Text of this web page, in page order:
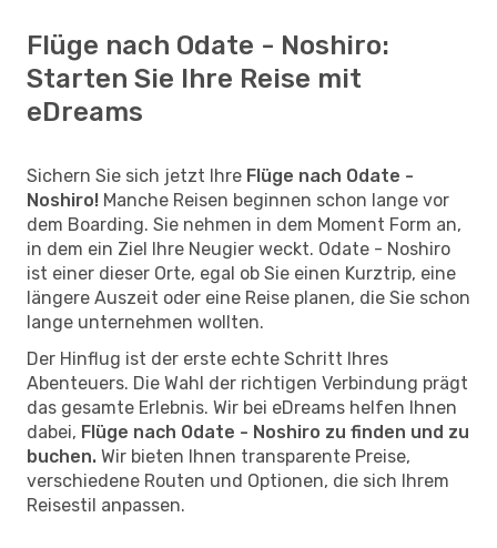
Flüge nach Odate - Noshiro:
Starten Sie Ihre Reise mit
eDreams
Sichern Sie sich jetzt Ihre Flüge nach Odate -
Noshiro! Manche Reisen beginnen schon lange vor
dem Boarding. Sie nehmen in dem Moment Form an,
in dem ein Ziel Ihre Neugier weckt. Odate - Noshiro
ist einer dieser Orte, egal ob Sie einen Kurztrip, eine
längere Auszeit oder eine Reise planen, die Sie schon
lange unternehmen wollten.
Der Hinflug ist der erste echte Schritt Ihres
Abenteuers. Die Wahl der richtigen Verbindung prägt
das gesamte Erlebnis. Wir bei eDreams helfen Ihnen
dabei, Flüge nach Odate - Noshiro zu finden und zu
buchen. Wir bieten Ihnen transparente Preise,
verschiedene Routen und Optionen, die sich Ihrem
Reisestil anpassen.